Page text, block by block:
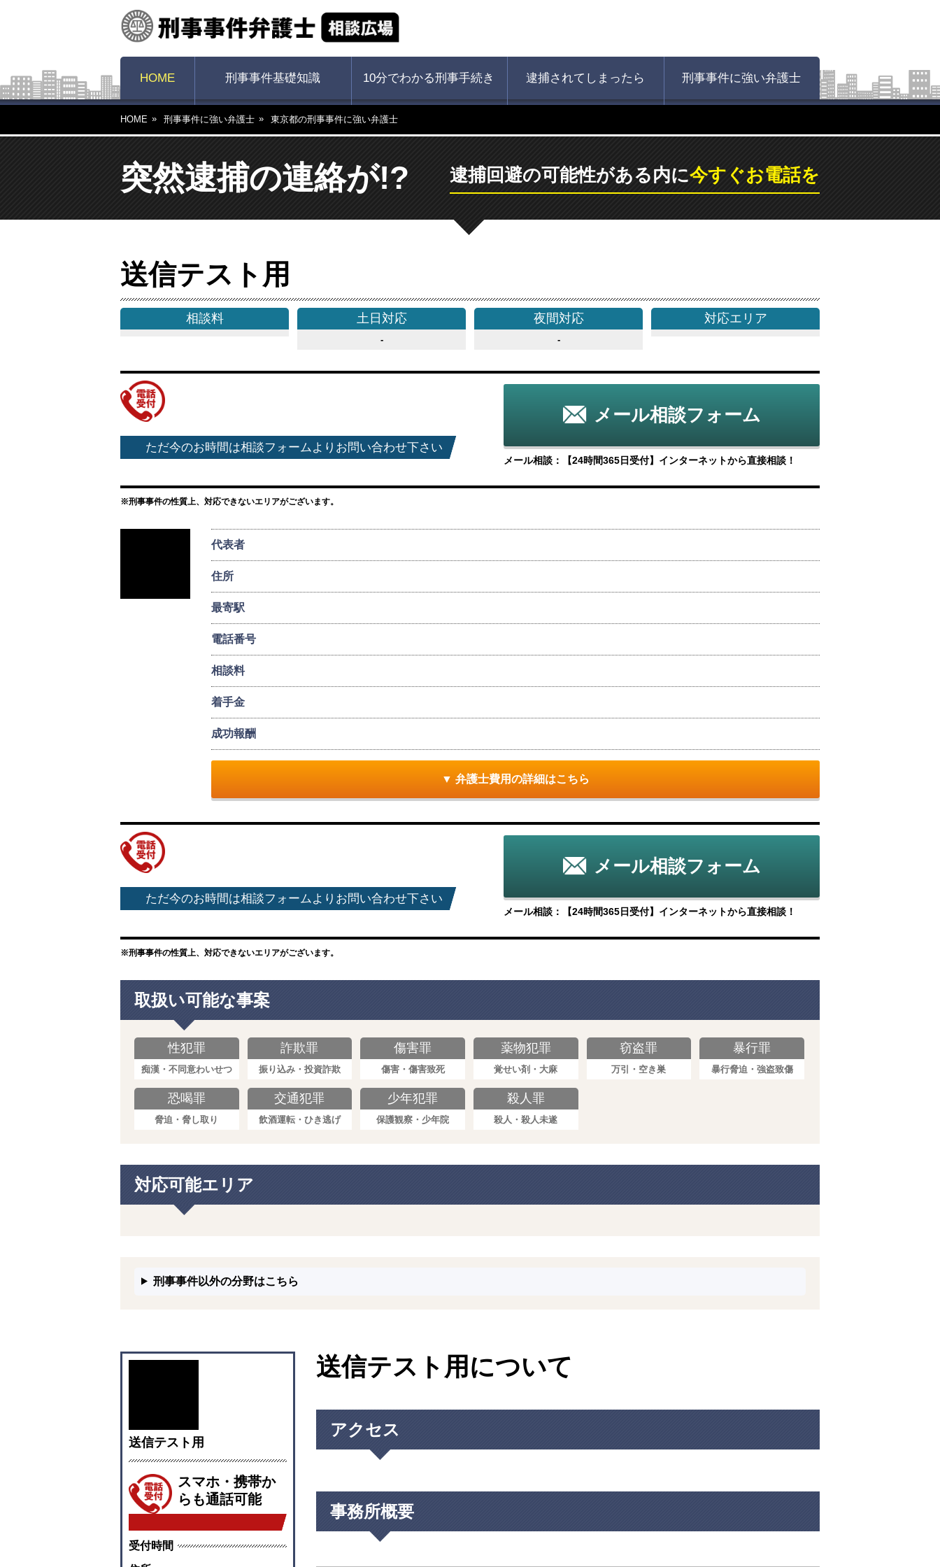
HOME 刑事事件基礎知識 10分でわかる刑事手続き 逮捕されてしまったら 刑事事件に強い弁護士
HOME 刑事事件に強い弁護士 東京都の刑事事件に強い弁護士
突然逮捕の連絡が!? 逮捕回避の可能性がある内に今すぐお電話を
送信テスト用
相談料 土日 対応
-
夜間対応
-
対応エリア
ただ今のお時間は相談フォームよりお問い合わせ下さい
メール相談フォーム
メール相談：【24時間365日受付】インターネットから直接相談！
※刑事事件の性質上、対応できないエリアがございます。
代表者
住所
最寄駅
電話番号
相談料
着手金
成功報酬
▼ 弁護士費用の詳細はこちら
ただ今のお時間は相談フォームよりお問い合わせ下さい
メール相談フォーム
メール相談：【24時間365日受付】インターネットから直接相談！
※刑事事件の性質上、対応できないエリアがございます。
取扱い可能な事案
性犯罪
痴漢・不同意わいせつ
詐欺罪
振り込み・投資詐欺
傷害罪
傷害・傷害致死
薬物犯罪
覚せい剤・大麻
窃盗罪
万引・空き巣
暴行罪
暴行脅迫・強盗致傷
恐喝罪
脅迫・脅し取り
交通犯罪
飲酒運転・ひき逃げ
少年犯罪
保護観察・少年院
殺人罪
殺人・殺人未遂
対応可能エリア
刑事事件以外の分野はこちら
送信テスト用について
アクセス
事務所概要
送信テスト用
スマホ・携帯か
らも通話可能
受付時間